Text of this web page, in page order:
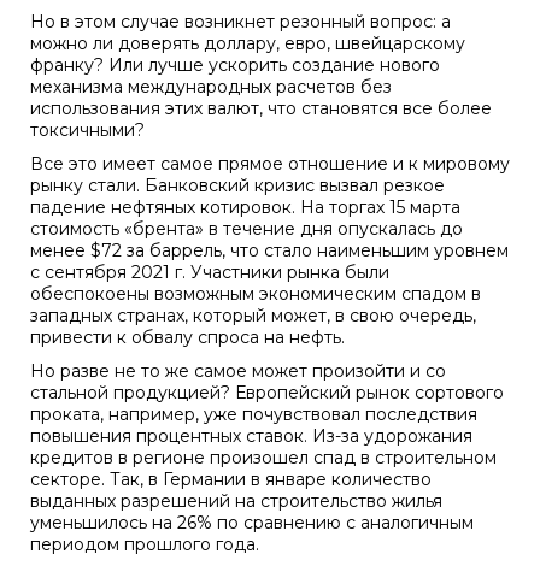
Но в этом случае возникнет резонный вопрос: а
можно ли доверять доллару, евро, швейцарскому
франку? Или лучше ускорить создание нового
механизма международных расчетов без
использования этих валют, что становятся все более
токсичными?
Все это имеет самое прямое отношение и к мировому
рынку стали. Банковский кризис вызвал резкое
падение нефтяных котировок. На торгах 15 марта
стоимость «брента» в течение дня опускалась до
менее $72 за баррель, что стало наименьшим уровнем
с сентября 2021 г. Участники рынка были
обеспокоены возможным экономическим спадом в
западных странах, который может, в свою очередь,
привести к обвалу спроса на нефть.
Но разве не то же самое может произойти и со
стальной продукцией? Европейский рынок сортового
проката, например, уже почувствовал последствия
повышения процентных ставок. Из-за удорожания
кредитов в регионе произошел спад в строительном
секторе. Так, в Германии в январе количество
выданных разрешений на строительство жилья
уменьшилось на 26% по сравнению с аналогичным
периодом прошлого года.